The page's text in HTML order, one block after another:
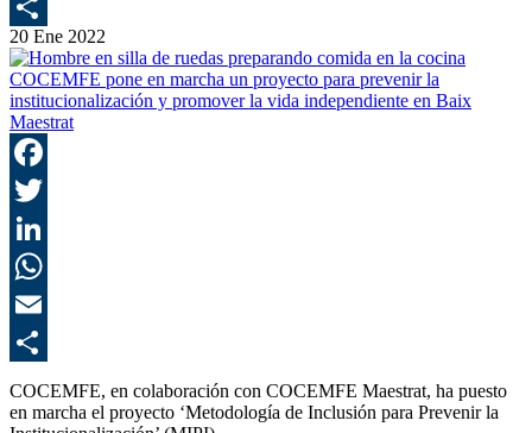
20 Ene 2022
COCEMFE pone en marcha un proyecto para prevenir la
institucionalización y promover la vida independiente en Baix
Maestrat
COCEMFE, en colaboración con COCEMFE Maestrat, ha puesto
en marcha el proyecto ‘Metodología de Inclusión para Prevenir la